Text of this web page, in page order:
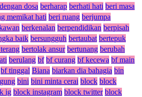
dosa berharap berhati hati beri masa
memikat hati beri ruang berjumpa
berkenalan berpendidikan berpisah
baik bersungguh bertaubat bertepuk
bertolak ansur bertunang berubah
berulang bf bf curang bf kecewa bf main
bf tinggal Biana biarkan dia bahagia bin
bini bini minta cerai block block
ig block instagram block twitter block